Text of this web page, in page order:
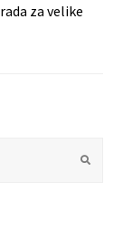
za velike
Submit